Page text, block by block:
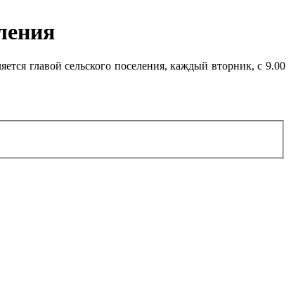
главой сельского поселения, каждый вторник, с 9.00